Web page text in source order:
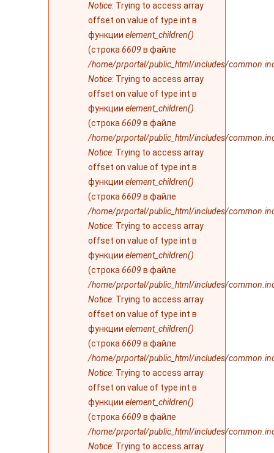
Notice: Trying to access array
offset on value of type int в
функции element_children()
(строка 6609 в файле
/home/prportal/public_html/includes/
Notice: Trying to access array
offset on value of type int в
функции element_children()
(строка 6609 в файле
/home/prportal/public_html/includes/
Notice: Trying to access array
offset on value of type int в
функции element_children()
(строка 6609 в файле
/home/prportal/public_html/includes/
Notice: Trying to access array
offset on value of type int в
функции element_children()
(строка 6609 в файле
/home/prportal/public_html/includes/
Notice: Trying to access array
offset on value of type int в
функции element_children()
(строка 6609 в файле
/home/prportal/public_html/includes/
Notice: Trying to access array
offset on value of type int в
функции element_children()
(строка 6609 в файле
/home/prportal/public_html/includes/
Notice: Trying to access array